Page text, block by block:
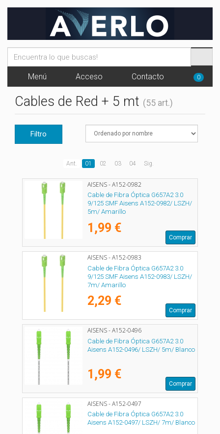
Menú Acceso Contacto 0
Cables de Red + 5 mt (55 art.)
Filtro
Ant. 01 02 03 04 Sig.
AISENS - A152-0982
Cable de Fibra Óptica G657A2 3.0
9/125 SMF Aisens A152-0982/ LSZH/
5m/ Amarillo
1,99 €
Comprar
AISENS - A152-0983
Cable de Fibra Óptica G657A2 3.0
9/125 SMF Aisens A152-0983/ LSZH/
7m/ Amarillo
2,29 €
Comprar
AISENS - A152-0496
Cable de Fibra Óptica G657A2 3.0
Aisens A152-0496/ LSZH/ 5m/ Blanco
1,99 €
Comprar
AISENS - A152-0497
Cable de Fibra Óptica G657A2 3.0
Aisens A152-0497/ LSZH/ 7m/ Blanco